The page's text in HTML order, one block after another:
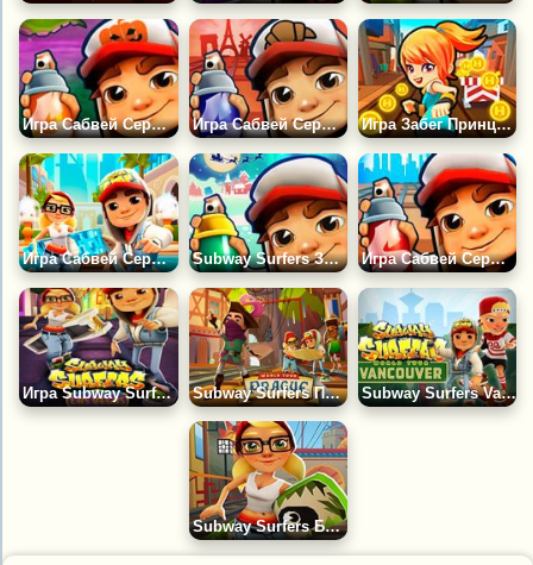
Игра Сабвей Серф Кембридж Игра Сабвей Серферс Чанган Игра Забег Принцессы Метро
Игра Сабвей Серф Дубаи Subway Surfers Зимние Каникулы Игра Сабвей Серф Космическая Станция
Игра Subway Surfers Лас-Вегас Subway Surfers Прага Subway Surfers Vancouver
Subway Surfers Бангкок